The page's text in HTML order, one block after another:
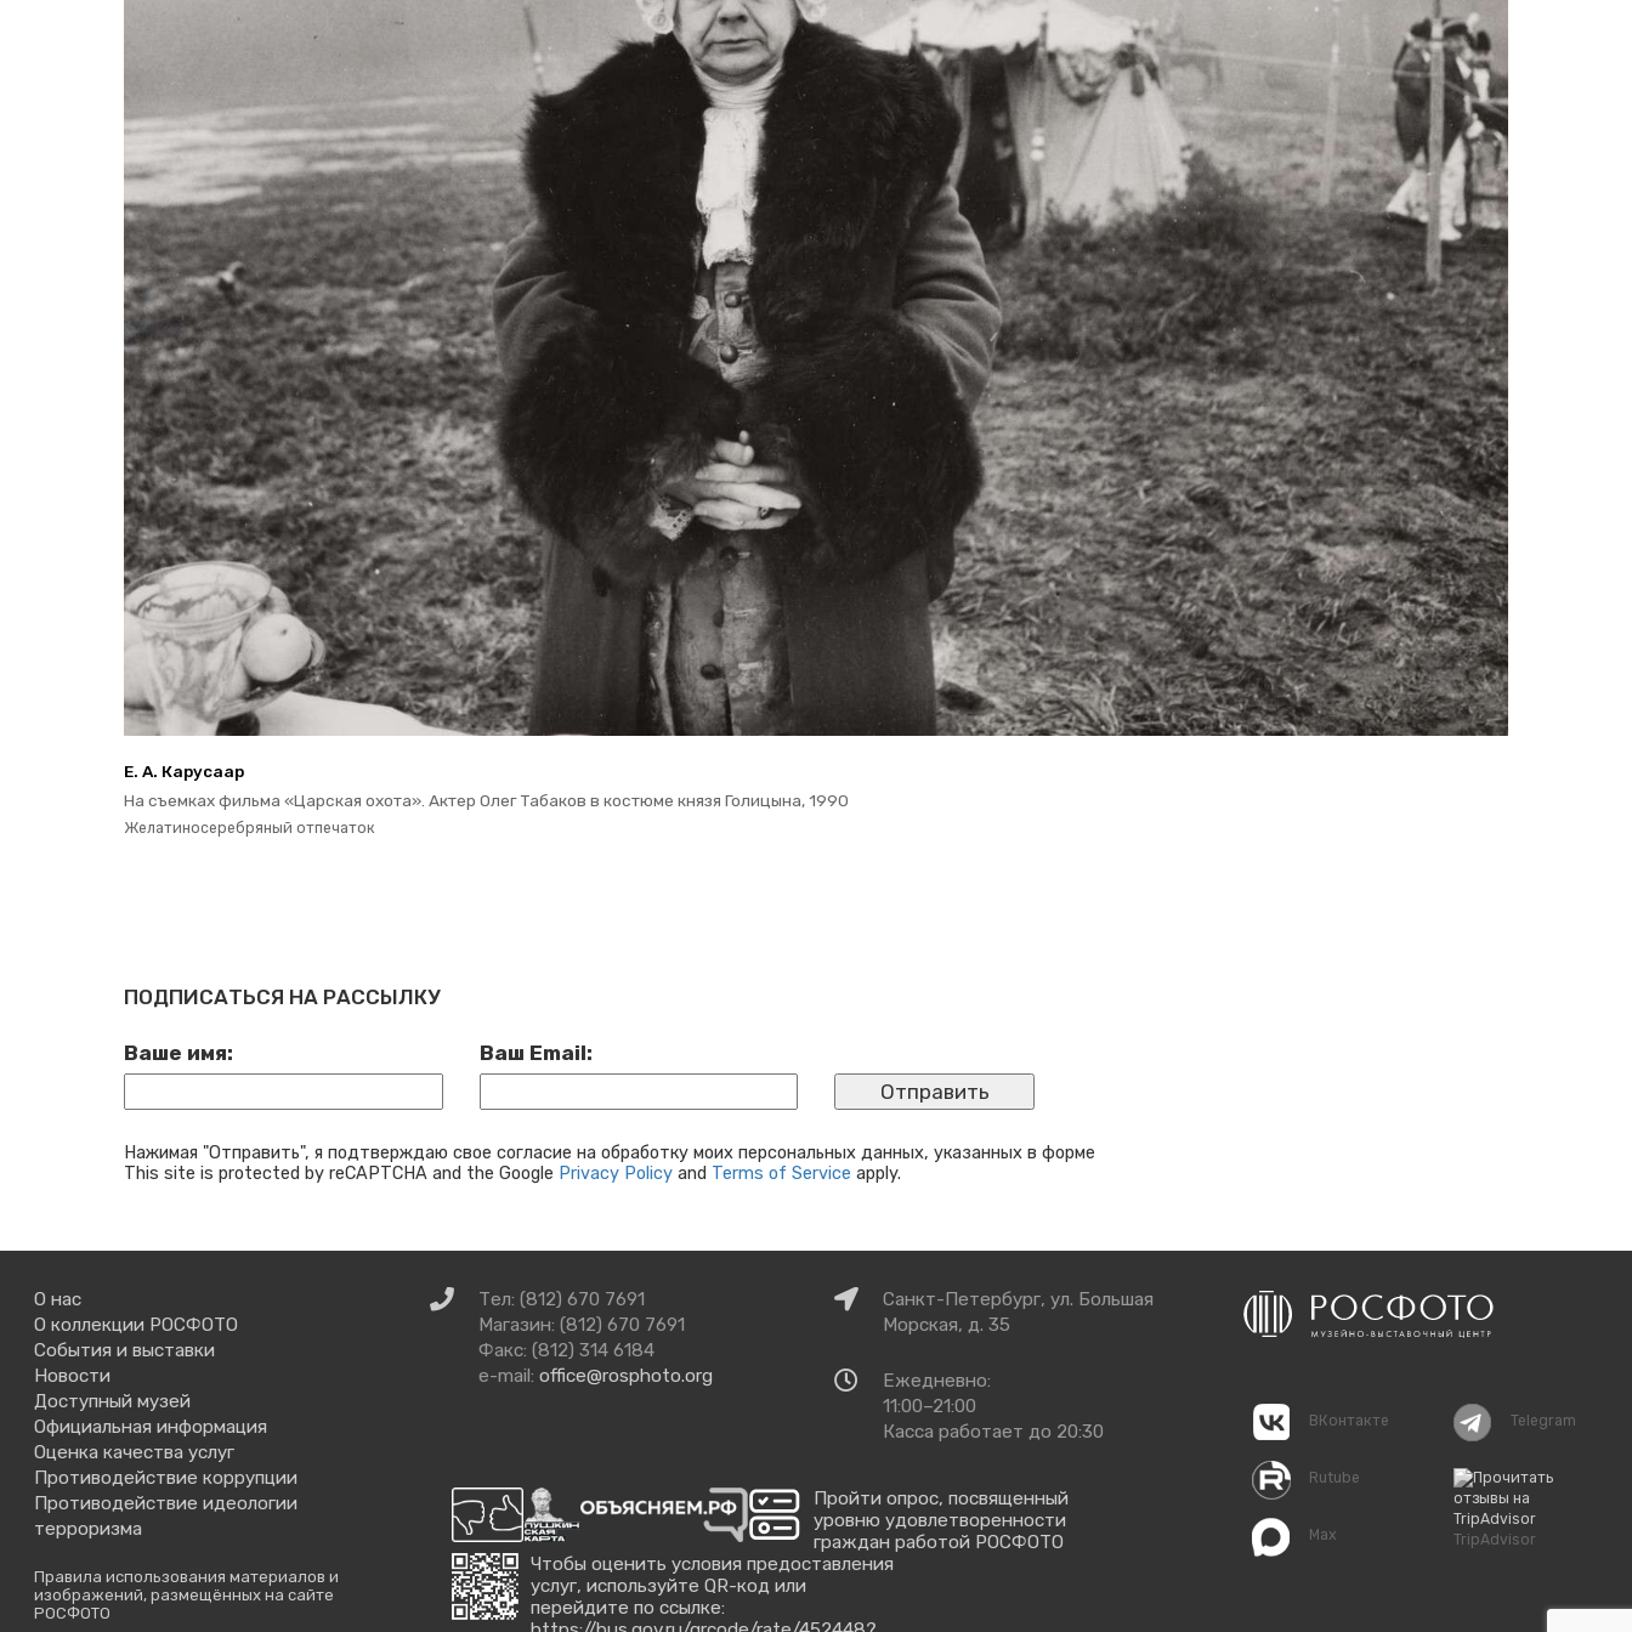
Е. А. Ка­ру­са­ар
На съем­ках филь­ма «Цар­ская охота». Актер Олег Та­ба­ков в ко­стю­ме князя Го­ли­цы­на, 1990
Же­ла­ти­но­се­реб­ря­ный от­пе­ча­ток
ПОДПИСАТЬСЯ НА РАССЫЛКУ
Ваше имя: Ваш Email:
Нажимая "Отправить", я подтверждаю свое согласие на обработку моих персональных данных, указанных в форме
This site is protected by reCAPTCHA and the Google Privacy Policy and Terms of Service apply.
О нас
О коллекции РОСФОТО
События и выставки
Новости
Доступный музей
Официальная информация
Оценка качества услуг
Противодействие коррупции
Противодействие идеологии
терроризма
Правила использования материалов и
изображений, размещённых на сайте
РОСФОТО
Связаться
нами
Тел: (812) 670 7691
Магазин: (812) 670 7691
Факс: (812) 314 6184
e-mail: office@rosphoto.org
Как
добраться
Санкт-Петербург, ул. Большая
Морская, д. 35
Время
работы
Ежедневно:
11:00–21:00
Касса работает до 20:30
Пройти опрос, посвященный
уровню удовлетворенности
граждан работой РОСФОТО
Чтобы оценить условия предоставления
услуг, используйте QR-код или
перейдите по ссылке:
ВКонтакте
Rutube
Max
Telegram
TripAdvisor